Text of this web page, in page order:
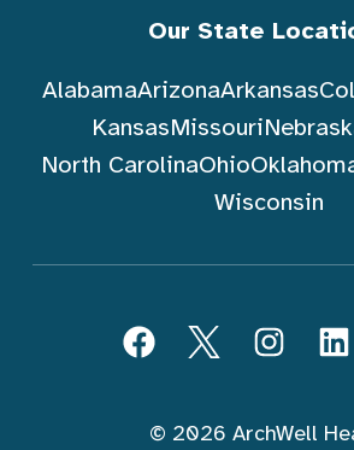
Our State
AlabamaArizonaArkansas
KansasMissouri
North CarolinaOhio
Wisconsin
FacebookTwitterInstagram
© 2026 ArchWell